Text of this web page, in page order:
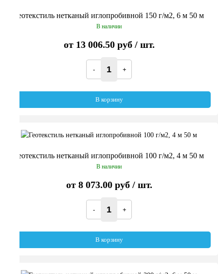
Геотекстиль нетканый иглопробивной 150 г/м2, 6 м 50 м
В наличии
от 13 006.50 руб/ шт.
В корзину
Геотекстиль нетканый иглопробивной 100 г/м2, 4 м 50 м
В наличии
от 8 073.00 руб/ шт.
В корзину